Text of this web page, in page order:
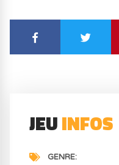
JEUINFOS
GENRE